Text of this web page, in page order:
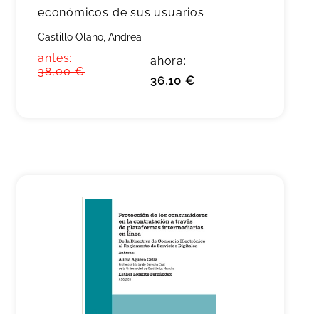
económicos de sus usuarios
Castillo Olano, Andrea
antes:
38,00 €
ahora:
36,10 €